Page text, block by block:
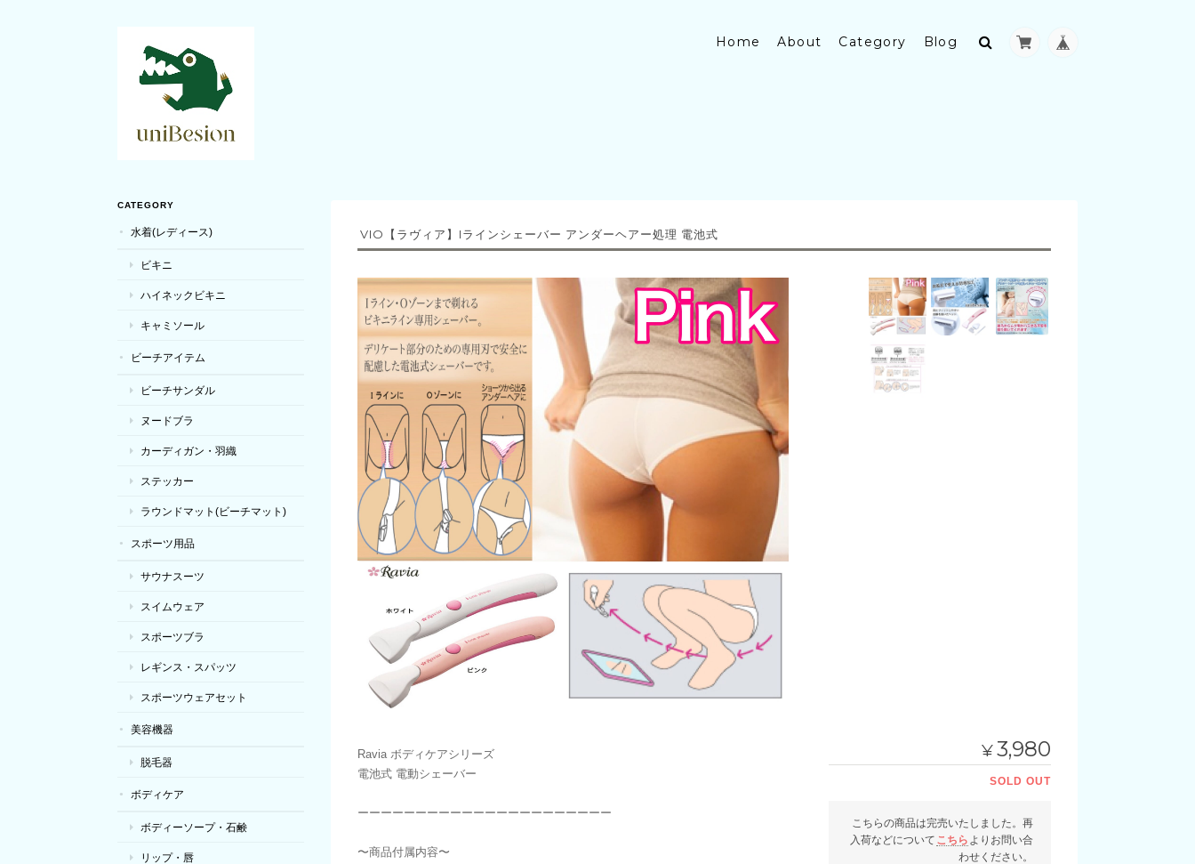
Home About Category Blog
VIO【ラヴィア】Iラインシェーバー アンダーヘアー処理 電池式
Ravia ボディケアシリーズ
電池式 電動シェーバー
ーーーーーーーーーーーーーーーーーーーーーー
〜商品付属内容〜
¥3,980
SOLD OUT
こちらの商品は完売いたしました。再
入荷などについて こちら よりお問い合
わせください。
CATEGORY
水着(レディース)
ビキニ
ハイネックビキニ
キャミソール
ビーチアイテム
ビーチサンダル
ヌードブラ
カーディガン・羽織
ステッカー
ラウンドマット(ビーチマット)
スポーツ用品
サウナスーツ
スイムウェア
スポーツブラ
レギンス・スパッツ
スポーツウェアセット
美容機器
脱毛器
ボディケア
ボディーソープ・石鹸
リップ・唇